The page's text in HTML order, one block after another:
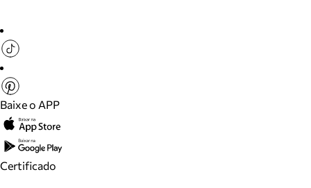
Baixe o APP
Certificado